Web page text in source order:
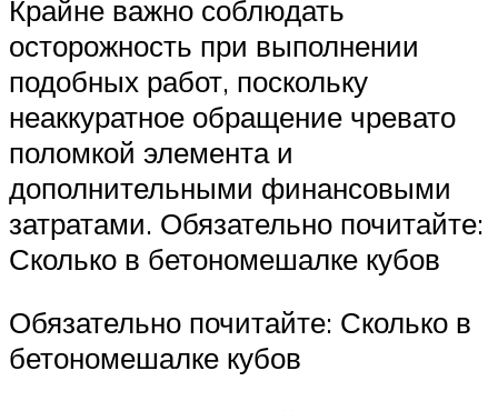
Крайне важно соблюдать
осторожность при выполнении
подобных работ, поскольку
неаккуратное обращение чревато
поломкой элемента и
дополнительными финансовыми
затратами. Обязательно почитайте:
Сколько в бетономешалке кубов
Обязательно почитайте: Сколько в
бетономешалке кубов